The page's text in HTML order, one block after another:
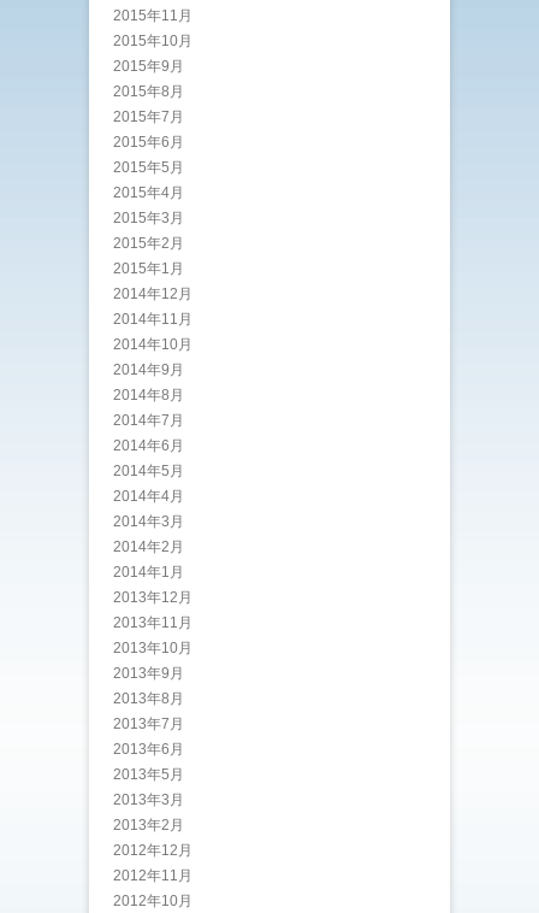
2015年11月
2015年10月
2015年9月
2015年8月
2015年7月
2015年6月
2015年5月
2015年4月
2015年3月
2015年2月
2015年1月
2014年12月
2014年11月
2014年10月
2014年9月
2014年8月
2014年7月
2014年6月
2014年5月
2014年4月
2014年3月
2014年2月
2014年1月
2013年12月
2013年11月
2013年10月
2013年9月
2013年8月
2013年7月
2013年6月
2013年5月
2013年3月
2013年2月
2012年12月
2012年11月
2012年10月